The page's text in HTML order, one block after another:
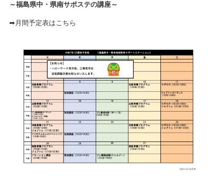
～福島県中・県南サポステの講座～
➡月間予定表はこちら